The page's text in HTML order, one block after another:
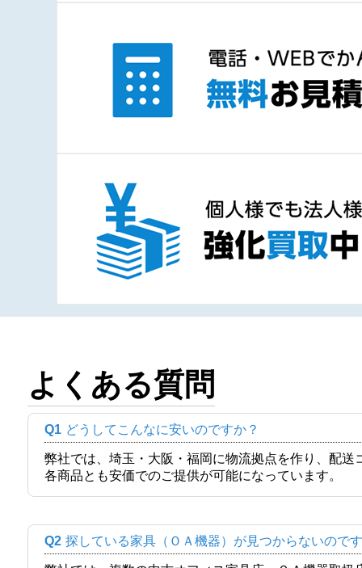
よくある質問
Q1 どうしてこんなに安いのですか？
弊社では、埼玉・大阪・福岡に物流拠点を作り、配
各商品とも安価でのご提供が可能になっています。
Q2 探している家具（ＯＡ機器）が見つからないので